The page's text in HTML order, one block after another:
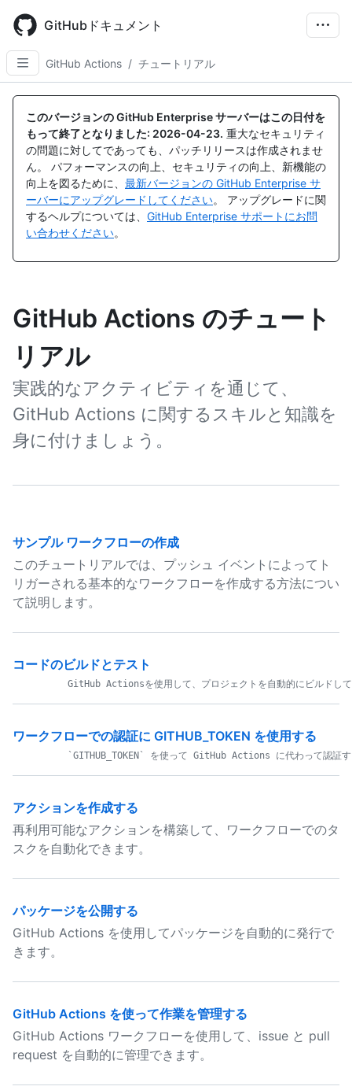
main
content
GitHubドキュメント
GitHub Actions / チュートリアル
このバージョンの GitHub Enterprise サーバーはこの日付を
もって終了となりました: 2026-04-23. 重大なセキュリティ
の問題に対してであっても、パッチリリースは作成されませ
ん。 パフォーマンスの向上、セキュリティの向上、新機能の
向上を図るために、 最新バージョンの GitHub Enterprise サ
ーバーにアップグレードしてください。 アップグレードに関
するヘルプについては、 GitHub Enterprise サポートにお問
い合わせください。
GitHub Actions のチュート
リアル
実践的なアクティビティを通じて、
GitHub Actions に関するスキルと知識を
身に付けましょう。
サンプル ワークフローの作成
このチュートリアルでは、プッシュ イベントによってト
リガーされる基本的なワークフローを作成する方法につい
て説明します。
コードのビルドとテスト
ワークフローでの認証に GITHUB_TOKEN を使用する
アクションを作成する
再利用可能なアクションを構築して、ワークフローでのタ
スクを自動化できます。
パッケージを公開する
GitHub Actions を使用してパッケージを自動的に発行で
きます。
GitHub Actions を使って作業を管理する
GitHub Actions ワークフローを使用して、issue と pull
request を自動的に管理できます。